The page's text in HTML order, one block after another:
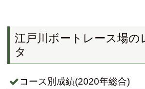
江戸川ボートレース場の
タ
コース別成績(2020年総合)